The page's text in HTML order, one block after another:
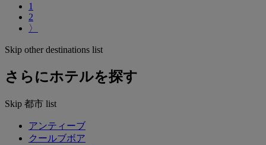
1
2
〉
Skip other destinations list
さらにホテルを探す
Skip 都市 list
アンティーブ
クールブボア